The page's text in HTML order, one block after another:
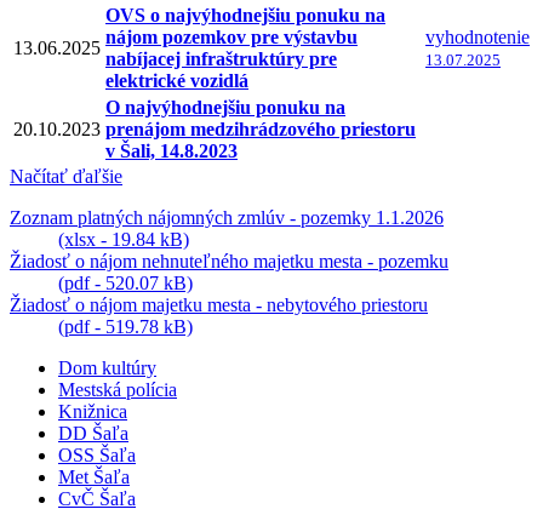
13.06.2025
OVS o najvýhodnejšiu ponuku na
nájom pozemkov pre výstavbu
nabíjacej infraštruktúry pre
elektrické vozidlá
vyhodnotenie
13.07.2025
20.10.2023
O najvýhodnejšiu ponuku na
prenájom medzihrádzového priestoru
v Šali, 14.8.2023
Načítať ďaľšie
Zoznam platných nájomných zmlúv - pozemky 1.1.2026
(xlsx - 19.84 kB)
Žiadosť o nájom nehnuteľného majetku mesta - pozemku
(pdf - 520.07 kB)
Žiadosť o nájom majetku mesta - nebytového priestoru
(pdf - 519.78 kB)
Dom kultúry
Mestská polícia
Knižnica
DD Šaľa
OSS Šaľa
Met Šaľa
CvČ Šaľa